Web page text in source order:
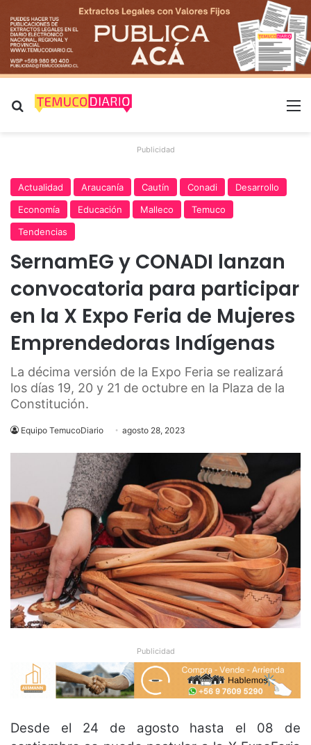
Buscar por
Publicidad
Actualidad Araucanía Cautín Conadi
Desarrollo
Economía
Educación Malleco
Temuco
Tendencias
SernamEG y CONADI lanzan
convocatoria para participar
en la X Expo Feria de Mujeres
Emprendedoras Indígenas
La décima versión de la Expo Feria se realizará
los días 19, 20 y 21 de octubre en la Plaza de la
Constitución.
Equipo TemucoDiario agosto 28, 2023
Publicidad
Desde el 24 de agosto hasta el 08 de